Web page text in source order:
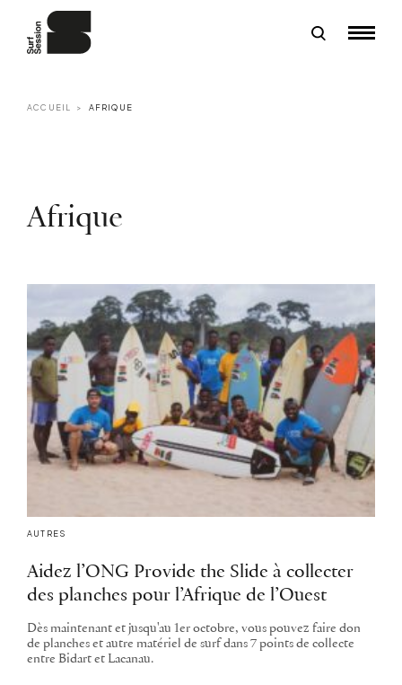
ACCUEIL AFRIQUE
Afrique
AUTRES
Aidez l’ONG Provide the Slide à collecter
des planches pour l’Afrique de l’Ouest
Dès maintenant et jusqu'au 1er octobre, vous pouvez faire don
de planches et autre matériel de surf dans 7 points de collecte
entre Bidart et Lacanau.